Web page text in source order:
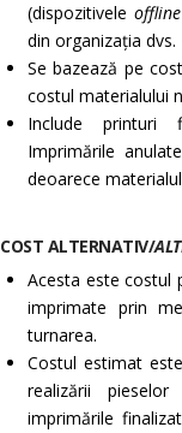
(dispozitivele offline
din organizația dvs.
Se bazează pe
costul materialului
Include printuri
Imprimările
deoarece
COST ALTERNATIV/
Acesta este costul
imprimate prin
turnarea.
Costul estimat
realizării
imprimările